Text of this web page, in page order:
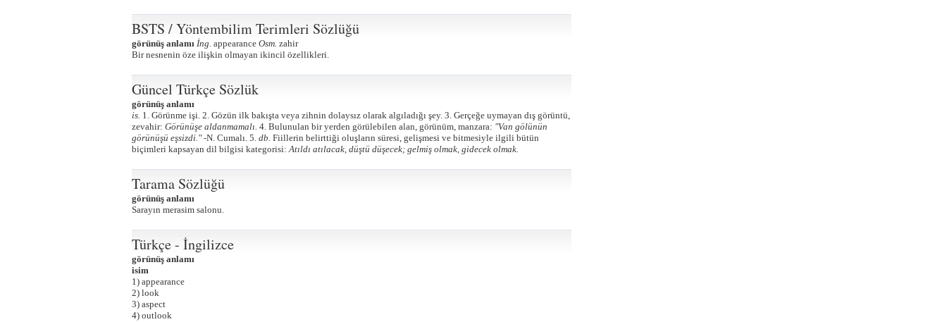
BSTS / Yöntembilim Terimleri Sözlüğü
görünüş anlamı İng. appearance Osm. zahir
Bir nesnenin öze ilişkin olmayan ikincil özellikleri.
Güncel Türkçe Sözlük
görünüş anlamı
is. 1. Görünme işi. 2. Gözün ilk bakışta veya zihnin dolaysız olarak algıladığı şey. 3. Gerçeğe uymayan dış görüntü,
zevahir: Görünüşe aldanmamalı. 4. Bulunulan bir yerden görülebilen alan, görünüm, manzara: "Van gölünün
görünüşü eşsizdi." -N. Cumalı. 5. db. Fiillerin belirttiği oluşların süresi, gelişmesi ve bitmesiyle ilgili bütün
biçimleri kapsayan dil bilgisi kategorisi: Atıldı atılacak, düştü düşecek; gelmiş olmak, gidecek olmak.
Tarama Sözlüğü
görünüş anlamı
Sarayın merasim salonu.
Türkçe - İngilizce
görünüş anlamı
isim
1) appearance
2) look
3) aspect
4) outlook